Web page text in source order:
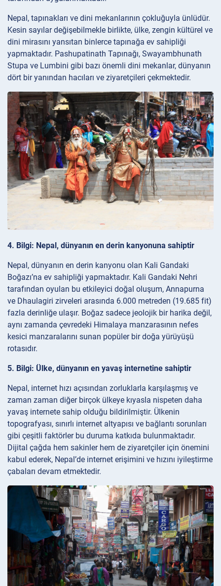
Nepal, tapınakları ve dini mekanlarının çokluğuyla ünlüdür.
Kesin sayılar değişebilmekle birlikte, ülke, zengin kültürel ve
dini mirasını yansıtan binlerce tapınağa ev sahipliği
yapmaktadır. Pashupatinath Tapınağı, Swayambhunath
Stupa ve Lumbini gibi bazı önemli dini mekanlar, dünyanın
dört bir yanından hacıları ve ziyaretçileri çekmektedir.
4. Bilgi: Nepal, dünyanın en derin kanyonuna sahiptir
Nepal, dünyanın en derin kanyonu olan Kali Gandaki
Boğazı’na ev sahipliği yapmaktadır. Kali Gandaki Nehri
tarafından oyulan bu etkileyici doğal oluşum, Annapurna
ve Dhaulagiri zirveleri arasında 6.000 metreden (19.685 fit)
fazla derinliğe ulaşır. Boğaz sadece jeolojik bir harika değil,
aynı zamanda çevredeki Himalaya manzarasının nefes
kesici manzaralarını sunan popüler bir doğa yürüyüşü
rotasıdır.
5. Bilgi: Ülke, dünyanın en yavaş internetine sahiptir
Nepal, internet hızı açısından zorluklarla karşılaşmış ve
zaman zaman diğer birçok ülkeye kıyasla nispeten daha
yavaş internete sahip olduğu bildirilmiştir. Ülkenin
topografyası, sınırlı internet altyapısı ve bağlantı sorunları
gibi çeşitli faktörler bu duruma katkıda bulunmaktadır.
Dijital çağda hem sakinler hem de ziyaretçiler için önemini
kabul ederek, Nepal’de internet erişimini ve hızını iyileştirme
çabaları devam etmektedir.